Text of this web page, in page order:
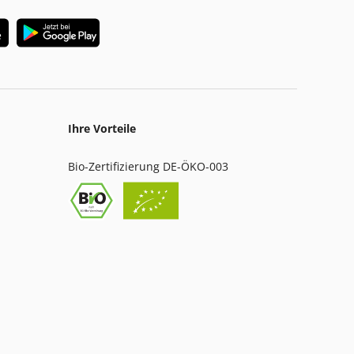
Ihre Vorteile
Bio-Zertifizierung DE-ÖKO-003